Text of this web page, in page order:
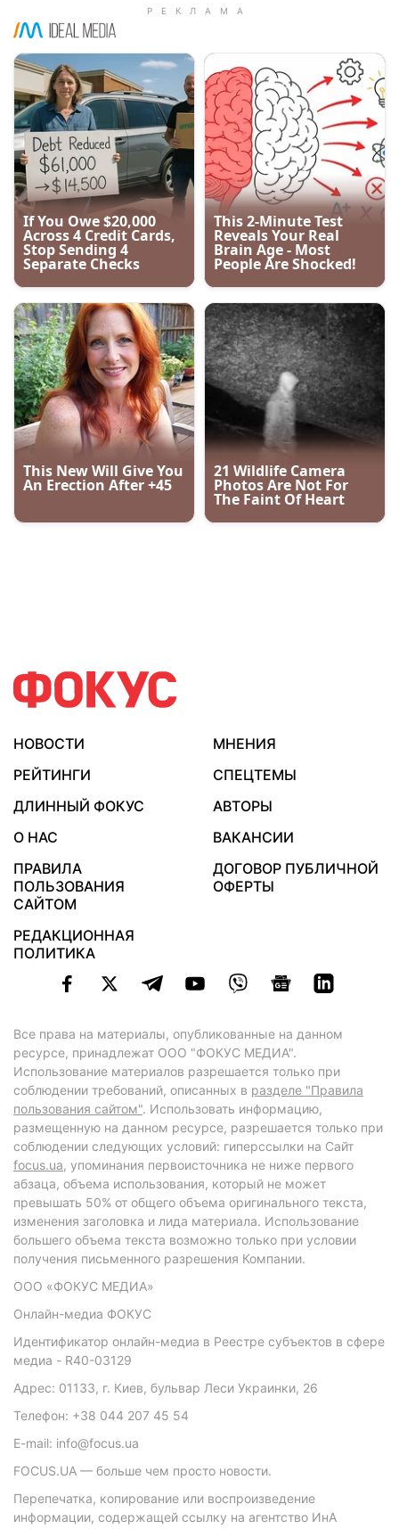
НОВОСТИ
МНЕНИЯ
РЕЙТИНГИ
СПЕЦТЕМЫ
ДЛИННЫЙ ФОКУС
АВТОРЫ
О НАС
ВАКАНСИИ
ПРАВИЛА
ПОЛЬЗОВАНИЯ
САЙТОМ
ДОГОВОР ПУБЛИЧНОЙ
ОФЕРТЫ
РЕДАКЦИОННАЯ
ПОЛИТИКА
Все права на материалы, опубликованные на данном
ресурсе, принадлежат ООО "ФОКУС МЕДИА".
Использование материалов разрешается только при
соблюдении требований, описанных в разделе "Правила
пользования сайтом". Использовать информацию,
размещенную на данном ресурсе, разрешается только при
соблюдении следующих условий: гиперссылки на Сайт
focus.ua, упоминания первоисточника не ниже первого
абзаца, объема использования, который не может
превышать 50% от общего объема оригинального текста,
изменения заголовка и лида материала. Использование
большего объема текста возможно только при условии
получения письменного разрешения Компании.
ООО «ФОКУС МЕДИА»
Онлайн-медиа ФОКУС
Идентификатор онлайн-медиа в Реестре субъектов в сфере
медиа - R40-03129
Адрес: 01133, г. Киев, бульвар Леси Украинки, 26
Телефон: +38 044 207 45 54
E-mail: info@focus.ua
FOCUS.UA — больше чем просто новости.
Перепечатка, копирование или воспроизведение
информации, содержащей ссылку на агентство ИнА